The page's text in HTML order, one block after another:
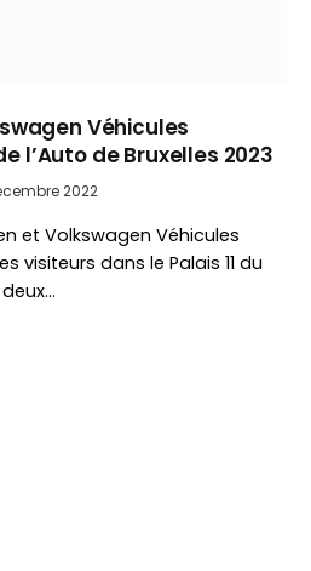
Véhicules
l’Auto de Bruxelles 2023
2022
et Volkswagen Véhicules
visiteurs dans le Palais 11 du